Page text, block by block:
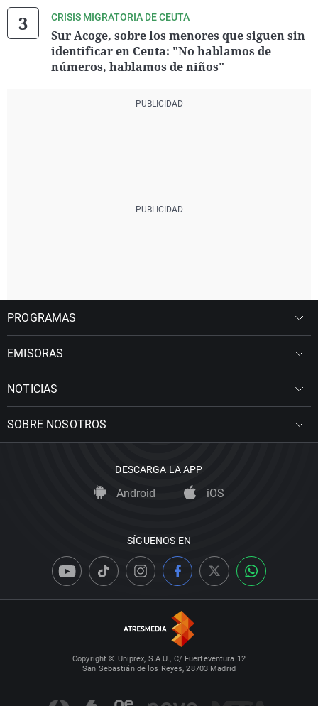
CRISIS MIGRATORIA DE CEUTA
Sur Acoge, sobre los menores que siguen sin
identificar en Ceuta: "No hablamos de
números, hablamos de niños"
PROGRAMAS
EMISORAS
NOTICIAS
SOBRE NOSOTROS
DESCARGA LA APP
Android iOS
SÍGUENOS EN
Copyright © Uniprex, S.A.U., C/ Fuerteventura 12
San Sebastián de los Reyes, 28703 Madrid